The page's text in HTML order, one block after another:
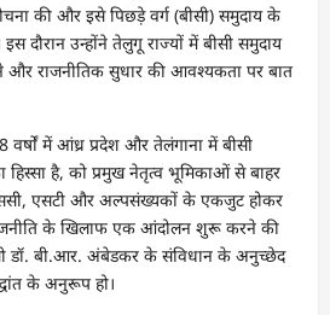
की और इसे पिछड़े वर्ग (बीसी) समुदाय के
इस दौरान उन्होंने तेलुगू राज्यों में बीसी समुदाय
और राजनीतिक सुधार की आवश्यकता पर बात
में आंध्र प्रदेश और तेलंगाना में बीसी
है, को प्रमुख नेतृत्व भूमिकाओं से बाहर
एसटी और अल्पसंख्यकों के एकजुट होकर
के खिलाफ एक आंदोलन शुरू करने की
डॉ. बी.आर. अंबेडकर के संविधान के अनुच्छेद
के अनुरूप हो।